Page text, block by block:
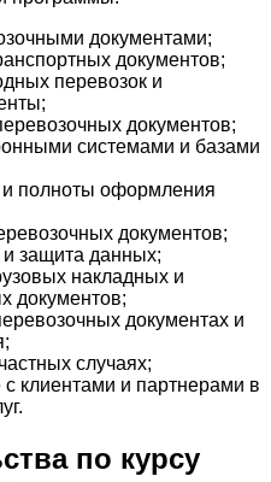
документами;
документов;
перевозок и
документов;
системами и базами
и полноты оформления
документов;
защита данных;
накладных и
документов;
документах и
случаях;
клиентами и партнерами в
по курсу